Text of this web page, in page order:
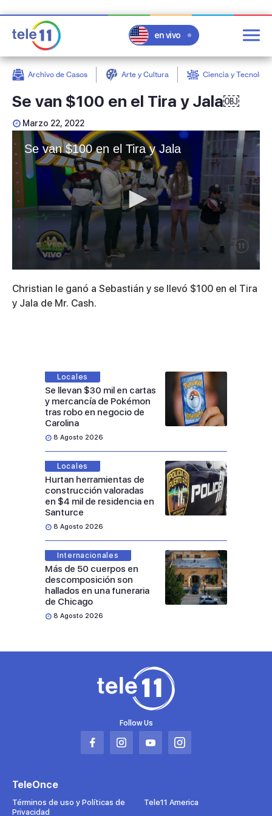
en vivo
Archivo de Casos Arte y Cultura Ciencia y
Se van $100 en el Tira y Jala￼
Marzo 22, 2022
Se van $100 en el Tira y Jala
seconds
of
3
Christian le ganó a Sebastián y se llevó $100 en el Tira
y Jala de Mr. Cash.
Locales
Se llevan $30 mil en cartas
y mercancía de Pokémon
tras robo en negocio de
Carolina
8 Agosto 2026
Locales
Hurtan herramientas de
construcción valoradas
en $4 mil de residencia en
Santurce
8 Agosto 2026
Internacionales
Más de 50 cuerpos en
descomposición son
hallados en una funeraria
de Chicago
8 Agosto 2026
Follow Us
Abrir
pestaña
Abrir
pestaña
Abrir
pestaña
Abrir
pestaña
TeleOnce
Términos de uso y Políticas de
Privacidad
Tele11 America
post